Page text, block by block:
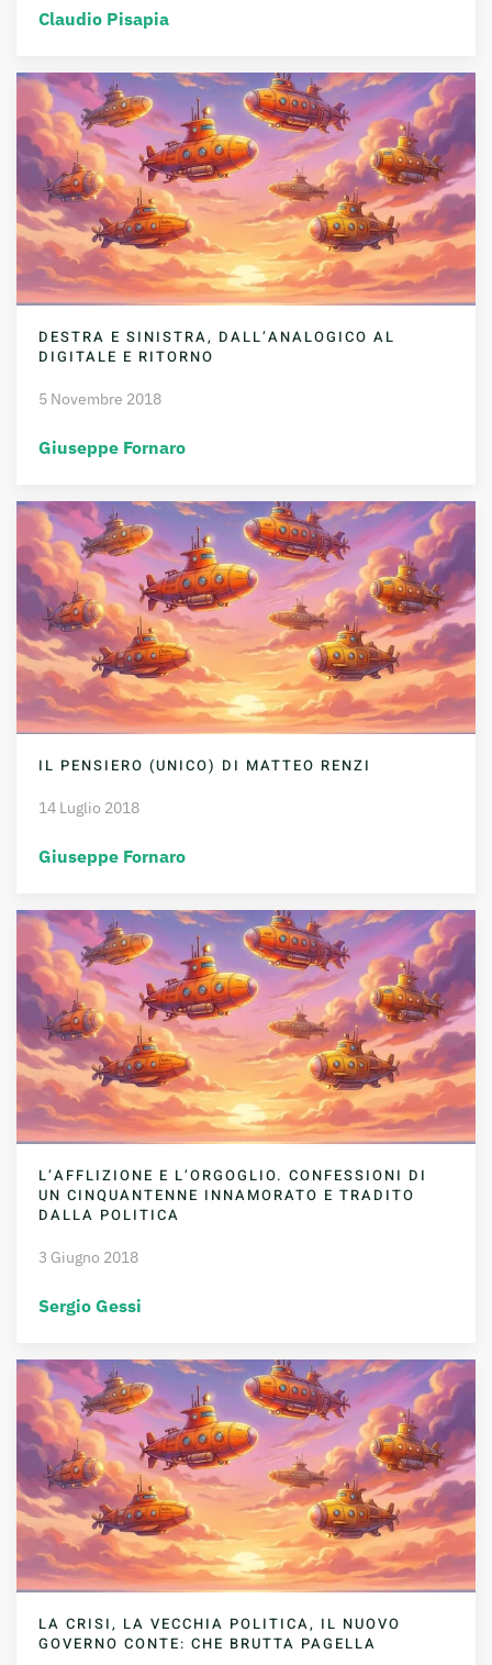
Claudio Pisapia
DESTRA E SINISTRA, DALL’ANALOGICO AL
DIGITALE E RITORNO
5 Novembre 2018
Giuseppe Fornaro
IL PENSIERO (UNICO) DI MATTEO RENZI
14 Luglio 2018
Giuseppe Fornaro
L’AFFLIZIONE E L’ORGOGLIO. CONFESSIONI DI
UN CINQUANTENNE INNAMORATO E TRADITO
DALLA POLITICA
3 Giugno 2018
Sergio Gessi
LA CRISI, LA VECCHIA POLITICA, IL NUOVO
GOVERNO CONTE: CHE BRUTTA PAGELLA